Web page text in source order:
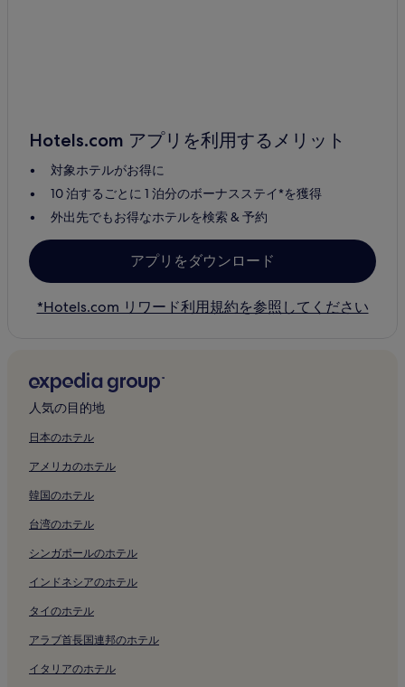
Hotels.com アプリを利用するメリット
対象ホテルがお得に
10 泊するごとに 1 泊分のボーナスステイ*を獲得
外出先でもお得なホテルを検索 & 予約
アプリをダウンロード
*Hotels.com リワード利用規約を参照してください
人気の目的地
日本のホテル
アメリカのホテル
韓国のホテル
台湾のホテル
シンガポールのホテル
インドネシアのホテル
タイのホテル
アラブ首長国連邦のホテル
イタリアのホテル